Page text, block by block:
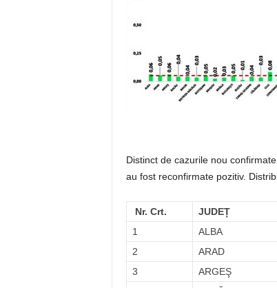
Distinct de cazurile nou
au fost reconfirmate pozitiv.
Nr. Crt. JUDEȚ
1
ALBA
2
ARAD
3
ARGEŞ